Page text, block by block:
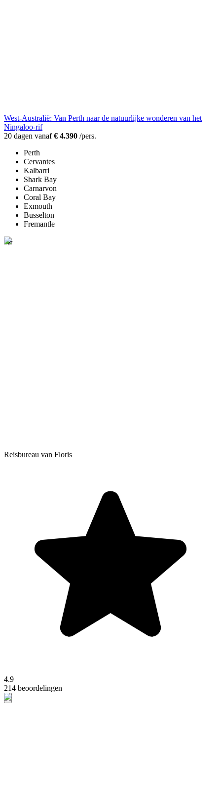
West-Australië: Van Perth naar de natuurlijke wonderen van het
Ningaloo-rif
20 dagen vanaf€ 4.390 /pers.
Perth
Cervantes
Kalbarri
Shark Bay
Carnarvon
Coral Bay
Exmouth
Busselton
Fremantle
Reisbureau van Floris
4.9
214 beoordelingen